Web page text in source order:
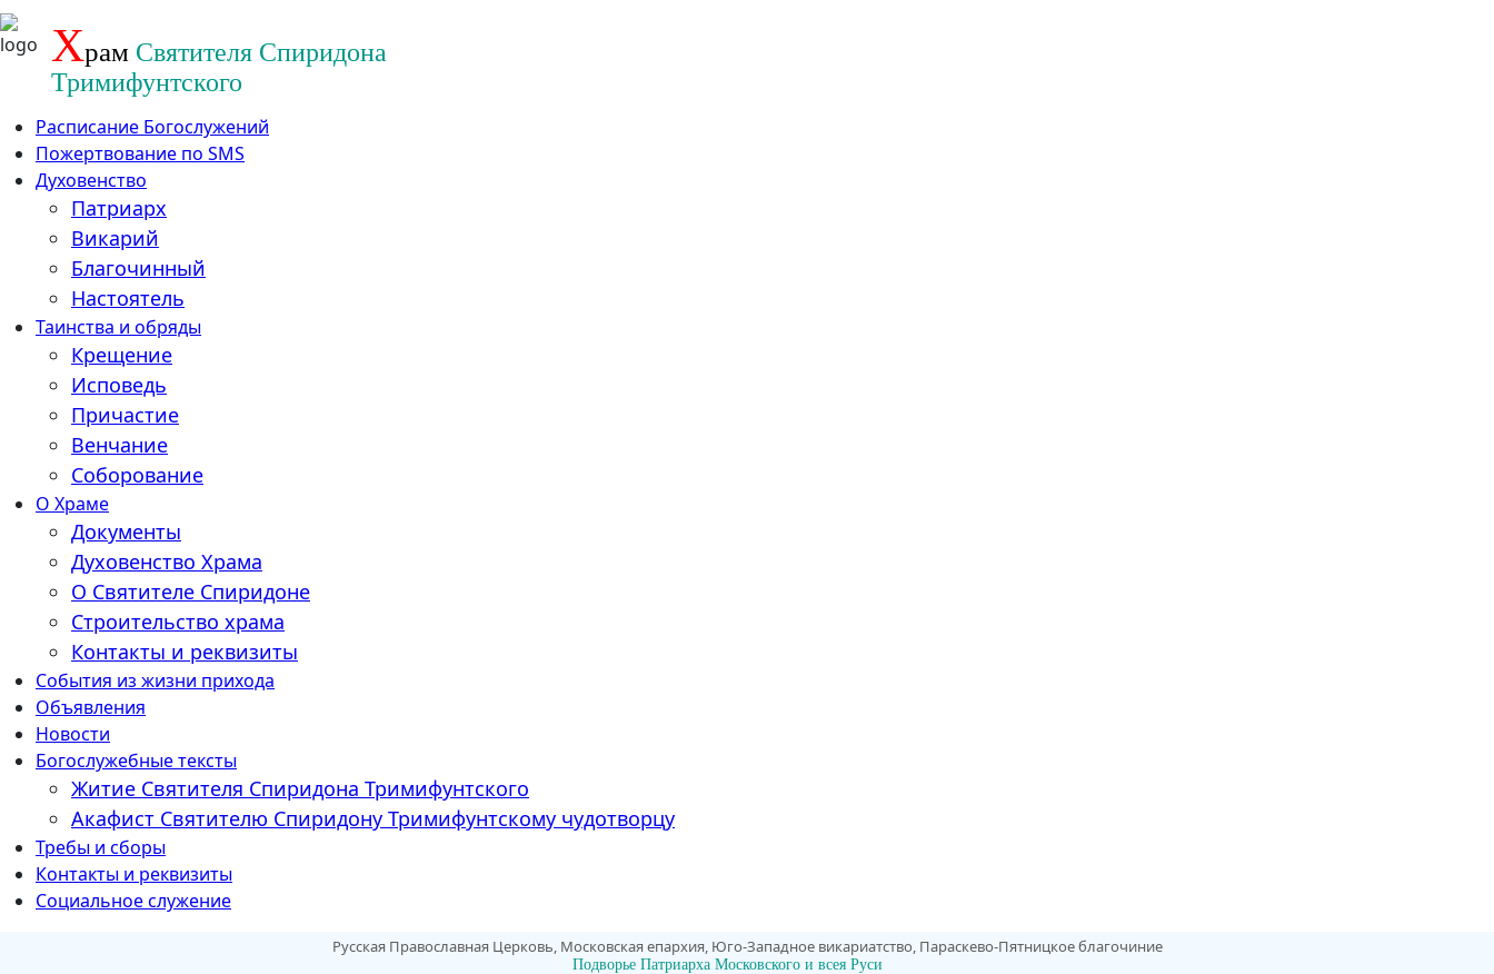
Перейти
к
содержанию
Храм Святителя Спиридона
Тримифунтского
Расписание Богослужений
Пожертвование по SMS
Духовенство
Патриарх
Викарий
Благочинный
Настоятель
Таинства и обряды
Крещение
Исповедь
Причастие
Венчание
Соборование
О Храме
Документы
Духовенство Храма
О Святителе Спиридоне
Строительство храма
Контакты и реквизиты
События из жизни прихода
Объявления
Новости
Богослужебные тексты
Житие Cвятителя Спиридона Тримифунтского
Акафист Cвятителю Спиридону Тримифунтскому чудотворцу
Требы и сборы
Контакты и реквизиты
Социальное служение
Русская Православная Церковь, Московская епархия, Юго-Западное викариатство, Параскево-Пятницкое благочиние
Подворье Патриарха Московского и всея Руси